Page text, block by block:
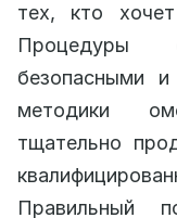
тех, кто
Процедуры
безопасными
методики
тщательно
Правильный